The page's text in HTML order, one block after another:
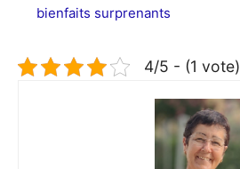
bienfaits surprenants
4/5 - (1 vote)